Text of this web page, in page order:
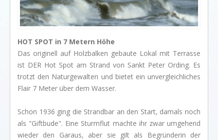
Events
Lässige Möbel
Must have
Strände
Styling
KONTAKT
Kontaktformular
HOT SPOT in 7 Metern Höhe
Das originell auf Holzbalken gebaute Lokal mit Terrasse
ist DER Hot Spot am Strand von Sankt Peter Ording. Es
trotzt den Naturgewalten und bietet ein unvergleichliches
Flair 7 Meter über dem Wasser.
Schon 1936 ging die Strandbar an den Start, damals noch
als "Giftbude". Eine Sturmflut machte ihr zwar umgehend
wieder den Garaus, aber sie gilt als Begründerin der